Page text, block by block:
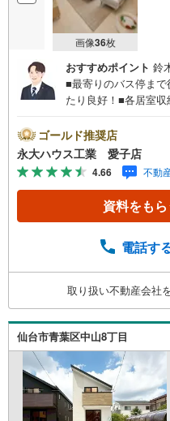
画像36枚
おすすめポイント 鈴
■最寄りのバス停ま
たり良好！■各居室
こちらでは当社の強
富な不動産知識＞戸
ず不動産を取り扱っ
設、子育て環境や行
より良い物件選びを
させて頂きます。2.
る様々なご質問はも
各店舗ではキッズス
で是非お越しくださ
火・水曜日※店舗に
ので、どうぞお気軽
ゴールド推奨店
永大ハウス工業 愛子店
4.66 不動
資料をもら
電話す
取り扱い不動産会社
仙台市青葉区中山8丁目